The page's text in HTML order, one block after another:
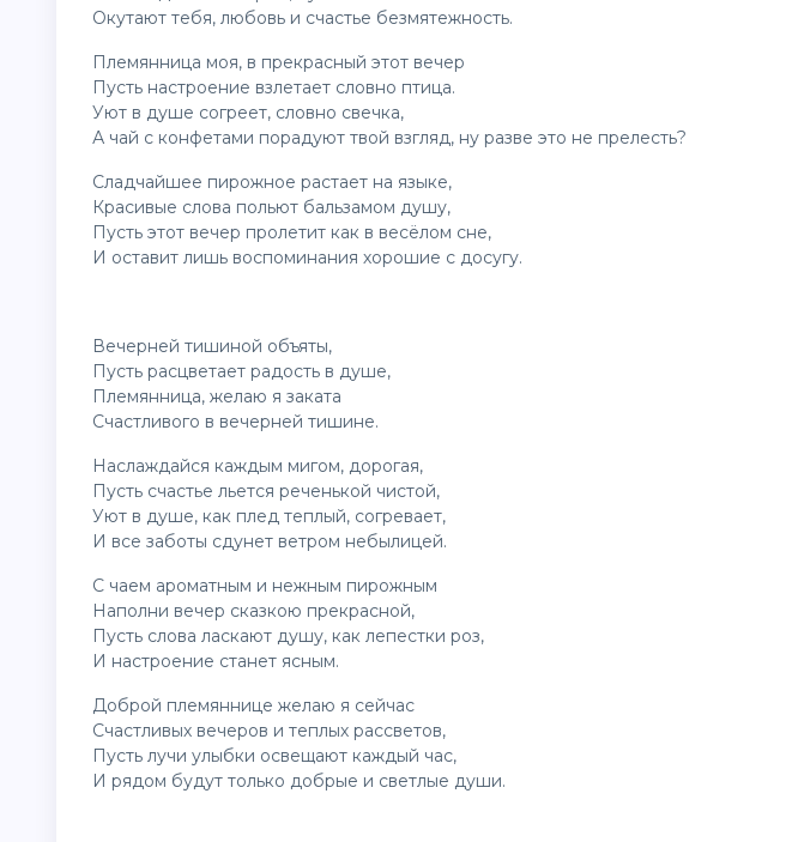
Окутают тебя, любовь и счастье безмятежность.
Племянница моя, в прекрасный этот вечер
Пусть настроение взлетает словно птица.
Уют в душе согреет, словно свечка,
А чай с конфетами порадуют твой взгляд, ну разве это не прелесть?
Сладчайшее пирожное растает на языке,
Красивые слова польют бальзамом душу,
Пусть этот вечер пролетит как в весёлом сне,
И оставит лишь воспоминания хорошие с досугу.
Вечерней тишиной объяты,
Пусть расцветает радость в душе,
Племянница, желаю я заката
Счастливого в вечерней тишине.
Наслаждайся каждым мигом, дорогая,
Пусть счастье льется реченькой чистой,
Уют в душе, как плед теплый, согревает,
И все заботы сдунет ветром небылицей.
С чаем ароматным и нежным пирожным
Наполни вечер сказкою прекрасной,
Пусть слова ласкают душу, как лепестки роз,
И настроение станет ясным.
Доброй племяннице желаю я сейчас
Счастливых вечеров и теплых рассветов,
Пусть лучи улыбки освещают каждый час,
И рядом будут только добрые и светлые души.